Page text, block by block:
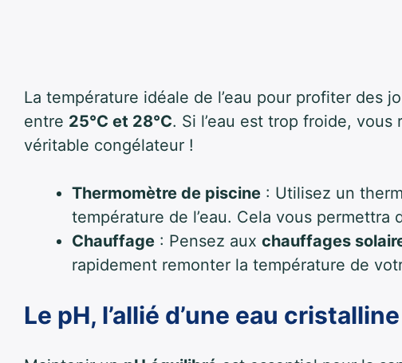
La température idéale de l’eau pour profiter des
entre 25°C et 28°C. Si l’eau est trop froide,
véritable congélateur !
Thermomètre de piscine : Utilisez un
température de l’eau. Cela vous
Chauffage : Pensez aux chauffages
rapidement remonter la température de
Le pH, l’allié d’une eau cristalline